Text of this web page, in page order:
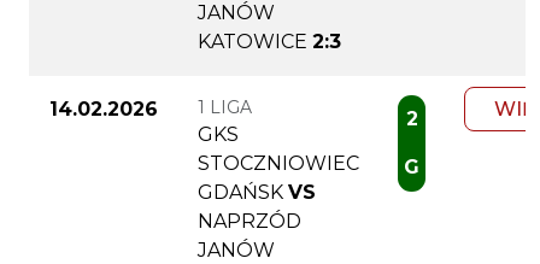
JANÓW
KATOWICE 2:3
14.02.2026 1 LIGA
GKS
STOCZNIOWIEC
GDAŃSK VS
NAPRZÓD
JANÓW
2
G